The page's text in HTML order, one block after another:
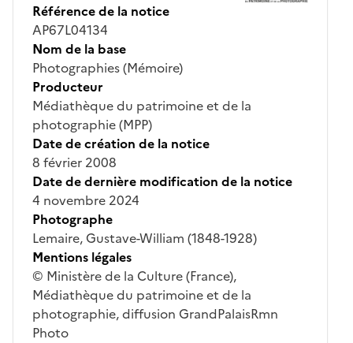
Référence de la notice
AP67L04134
Nom de la base
Photographies (Mémoire)
Producteur
Médiathèque du patrimoine et de la
photographie (MPP)
Date de création de la notice
8 février 2008
Date de dernière modification de la notice
4 novembre 2024
Photographe
Lemaire, Gustave-William (1848-1928)
Mentions légales
© Ministère de la Culture (France),
Médiathèque du patrimoine et de la
photographie, diffusion GrandPalaisRmn
Photo